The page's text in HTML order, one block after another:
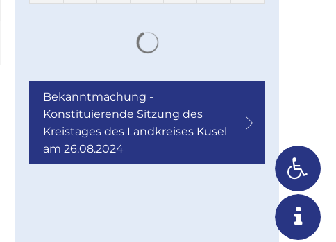
27
Sitzung
des
Kreisausschusses
31 1 2
Bekanntmachung -
Konstituierende Sitzung des
Kreistages des Landkreises Kusel
am 26.08.2024